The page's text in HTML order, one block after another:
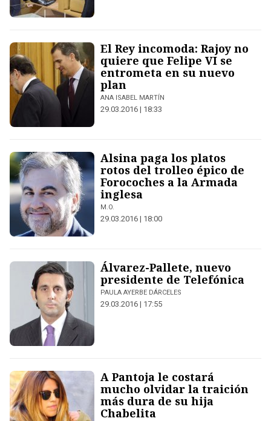
El Rey incomoda: Rajoy no
quiere que Felipe VI se
entrometa en su nuevo
plan
ANA ISABEL MARTÍN
29.03.2016 | 18:33
Alsina paga los platos
rotos del trolleo épico de
Forocoches a la Armada
inglesa
M.O.
29.03.2016 | 18:00
Álvarez-Pallete, nuevo
presidente de Telefónica
PAULA AYERBE DÁRCELES
29.03.2016 | 17:55
A Pantoja le costará
mucho olvidar la traición
más dura de su hija
Chabelita